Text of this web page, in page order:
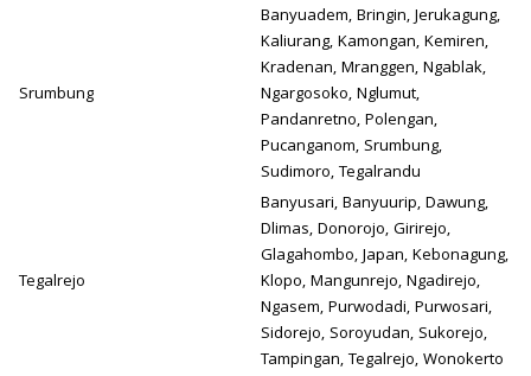
Srumbung
Banyuadem, Bringin, Jerukagung,
Kaliurang, Kamongan, Kemiren,
Kradenan, Mranggen, Ngablak,
Ngargosoko, Nglumut,
Pandanretno, Polengan,
Pucanganom, Srumbung,
Sudimoro, Tegalrandu
Tegalrejo
Banyusari, Banyuurip, Dawung,
Dlimas, Donorojo, Girirejo,
Glagahombo, Japan, Kebonagung,
Klopo, Mangunrejo, Ngadirejo,
Ngasem, Purwodadi, Purwosari,
Sidorejo, Soroyudan, Sukorejo,
Tampingan, Tegalrejo, Wonokerto